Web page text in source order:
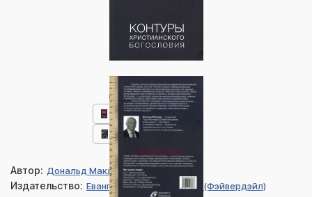
Автор: Дональд Маклеод
Издательство: Евангелие и Реформация (Фэйвердэйл)